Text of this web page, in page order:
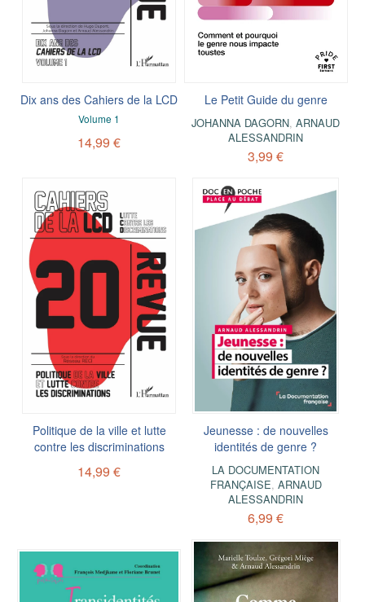
Dix ans des Cahiers de la LCD
Volume 1
14,99 €
Le Petit Guide du genre
JOHANNA DAGORN,ARNAUD
ALESSANDRIN
3,99 €
Politique de la ville et lutte
contre les discriminations
14,99 €
Jeunesse : de nouvelles
identités de genre ?
LA DOCUMENTATION
FRANÇAISE, ARNAUD
ALESSANDRIN
6,99 €